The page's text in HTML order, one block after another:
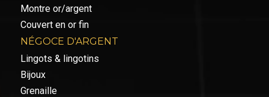
Montre or/argent
Couvert en or fin
NÉGOCE D'ARGENT
Lingots & lingotins
Bijoux
Grenaille